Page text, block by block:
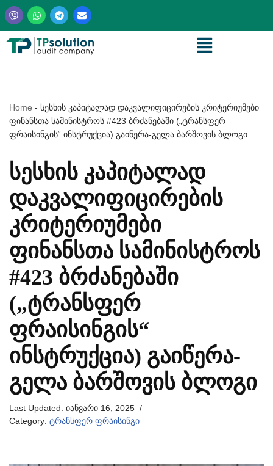
Skip
Home - სესხის კაპიტალად დაკვალიფიცირების კრიტერიუმები
ფინანსთა სამინისტროს #423 ბრძანებაში („ტრანსფერ
ფრაისინგის“ ინსტრუქცია) გაიწერა-გელა ბარშოვის ბლოგი
ᲡᲔᲡᲮᲘᲡ ᲙᲐᲞᲘᲢᲐᲚᲐᲓ
ᲓᲐᲙᲕᲐᲚᲘᲤᲘᲪᲘᲠᲔᲑᲘᲡ
ᲙᲠᲘᲢᲔᲠᲘᲣᲛᲔᲑᲘ
ᲤᲘᲜᲐᲜᲡᲗᲐ ᲡᲐᲛᲘᲜᲘᲡᲢᲠᲝᲡ
#423 ᲑᲠᲫᲐᲜᲔᲑᲐᲨᲘ
(„ᲢᲠᲐᲜᲡᲤᲔᲠ
ᲤᲠᲐᲘᲡᲘᲜᲒᲘᲡ“
ᲘᲜᲡᲢᲠᲣᲥᲪᲘᲐ) ᲒᲐᲘᲬᲔᲠᲐ-
ᲒᲔᲚᲐ ᲑᲐᲠᲨᲝᲕᲘᲡ ᲑᲚᲝᲒᲘ
Last Updated: იანვარი 16, 2025
Category: ტრანსფერ ფრაისინგი